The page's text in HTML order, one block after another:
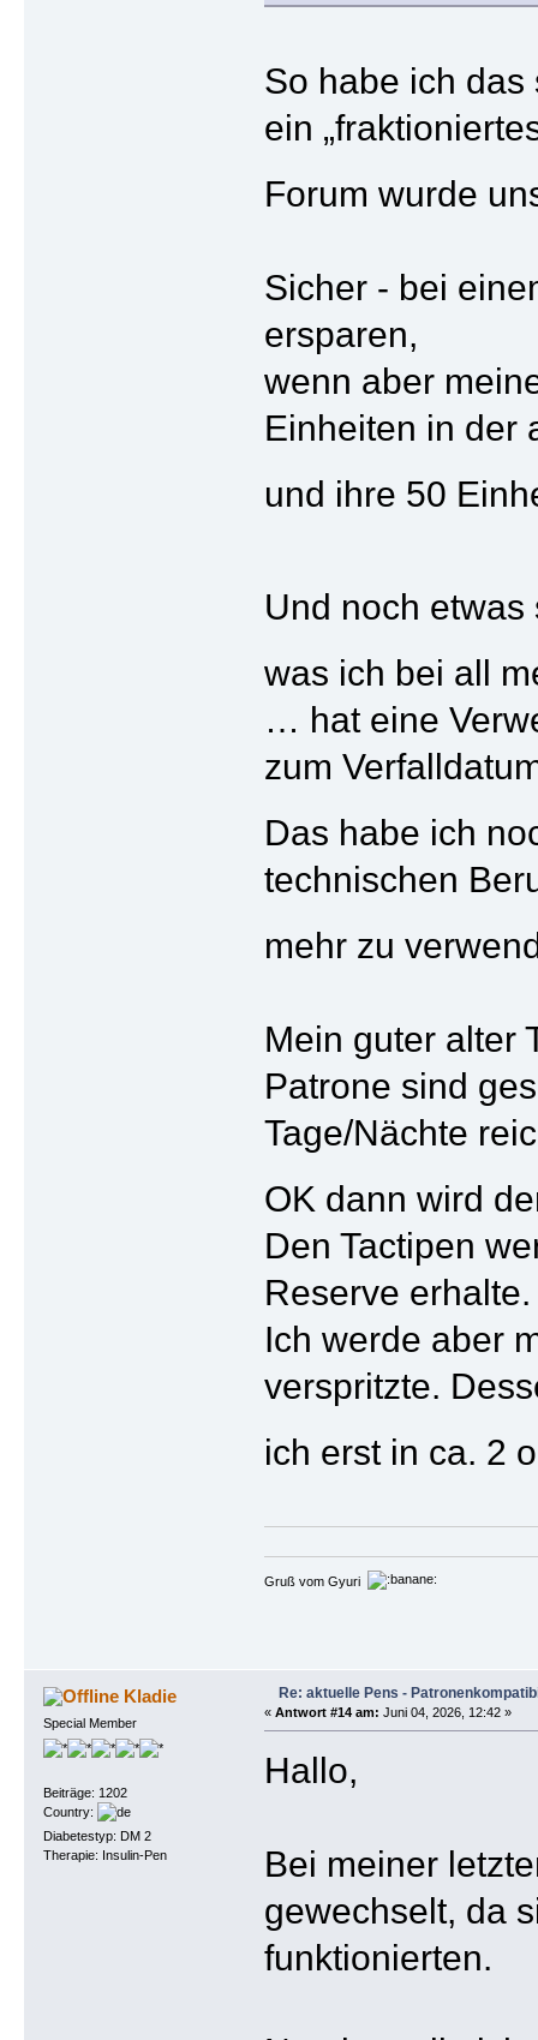
So habe ich
ein
Forum wurde
Sicher - bei
ersparen,
wenn aber
Einheiten in der
und ihre 50
Und noch
was ich bei all
… hat eine
zum
Das habe ich
technischen
mehr zu
Mein guter alter
Patrone sind
Tage/Nächte
OK dann wird
Den Tactipen
Reserve erhalte.
Ich werde aber
verspritzte.
ich erst in ca. 2
Gruß vom Gyuri
Kladie
Special Member
Beiträge: 1202
Country:
Diabetestyp: DM 2
Therapie: Insulin-Pen
Re: aktuelle Pens -
« Antwort #14 am: Juni 04, 2026, 12:42 »
Hallo,
Bei meiner
gewechselt, da
funktionierten.